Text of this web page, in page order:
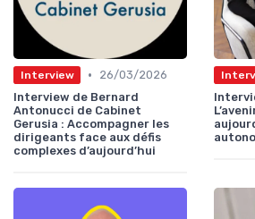
Interview •
26/03/2026
Interview de Bernard
Antonucci de Cabinet
Gerusia : Accompagner les
dirigeants face aux défis
complexes d’aujourd’hui